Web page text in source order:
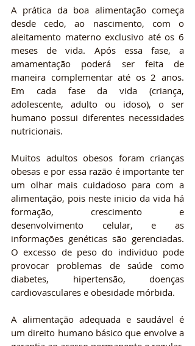
A prática da boa alimentação começa
desde cedo, ao nascimento, com o
aleitamento materno exclusivo até os 6
meses de vida. Após essa fase, a
amamentação poderá ser feita de
maneira complementar até os 2 anos.
Em cada fase da vida (criança,
adolescente, adulto ou idoso), o ser
humano possui diferentes necessidades
nutricionais.
Muitos adultos obesos foram crianças
obesas e por essa razão é importante ter
um olhar mais cuidadoso para com a
alimentação, pois neste inicio da vida há
formação, crescimento e
desenvolvimento celular, e as
informações genéticas são gerenciadas.
O excesso de peso do individuo pode
provocar problemas de saúde como
diabetes, hipertensão, doenças
cardiovasculares e obesidade mórbida.
A alimentação adequada e saudável é
um direito humano básico que envolve a